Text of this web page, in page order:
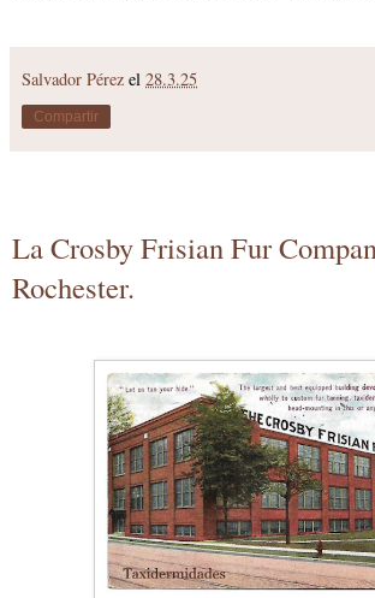
Salvador Pérez el 28.3.25
Compartir
La Crosby Frisian Fur
Rochester.